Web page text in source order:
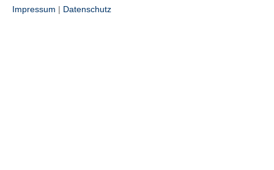
Impressum | Datenschutz